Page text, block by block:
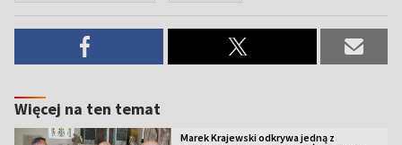
Więcej na ten temat
Marek Krajewski odkrywa jedną z